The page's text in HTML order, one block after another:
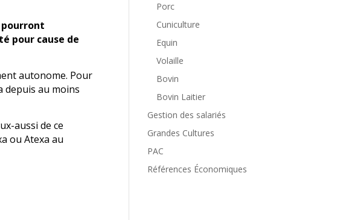
pour cause de
autonome. Pour
depuis au moins
aussi de ce
ou Atexa au
Porc
Cuniculture
Equin
Volaille
Bovin
Bovin Laitier
Gestion des salariés
Grandes Cultures
PAC
Références Économiques